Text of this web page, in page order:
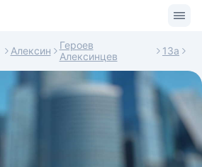
Алексин
Героев
Алексинцев
13а